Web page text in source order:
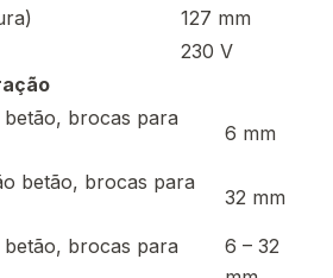
127 mm
230 V
brocas para
6 mm
betão, brocas para
32 mm
brocas para
6 – 32